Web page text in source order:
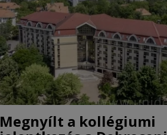
Megnyílt a kollégiumi